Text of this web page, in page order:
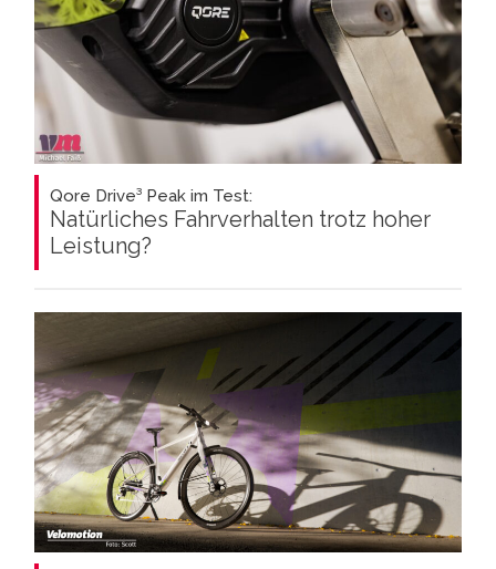
Qore Drive³ Peak im Test:
Natürliches Fahrverhalten trotz hoher
Leistung?